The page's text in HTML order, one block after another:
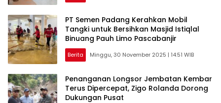
PT Semen Padang Kerahkan Mobil
Tangki untuk Bersihkan Masjid Istiqlal
Binuang Pauh Limo Pascabanjir
Berita Minggu, 30 November 2025 | 14:51 WIB
Penanganan Longsor Jembatan Kembar
Terus Dipercepat, Zigo Rolanda Dorong
Dukungan Pusat